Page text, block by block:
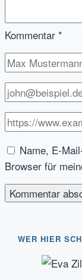
Kommentar *
Name, E-
Browser für
WER HIER